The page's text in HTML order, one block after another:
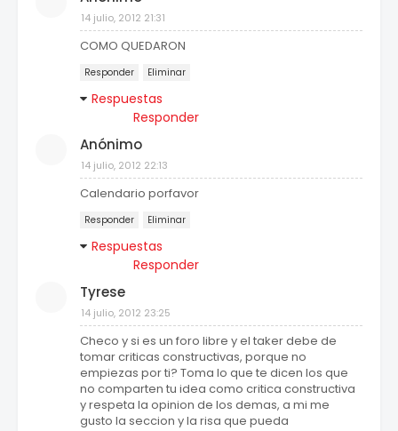
14 julio, 2012 21:31
COMO QUEDARON
Responder Eliminar
Respuestas
Responder
Anónimo
14 julio, 2012 22:13
Calendario porfavor
Responder Eliminar
Respuestas
Responder
Tyrese
14 julio, 2012 23:25
Checo y si es un foro libre y el taker debe de
tomar criticas constructivas, porque no
empiezas por ti? Toma lo que te dicen los que
no comparten tu idea como critica constructiva
y respeta la opinion de los demas, a mi me
gusto la seccion y la risa que pueda